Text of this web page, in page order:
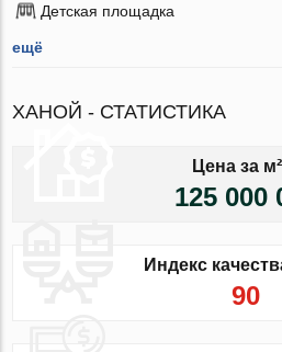
Детская площадка
ещё
ХАНОЙ - СТАТИСТИКА
Цена за
125 000
Индекс
90